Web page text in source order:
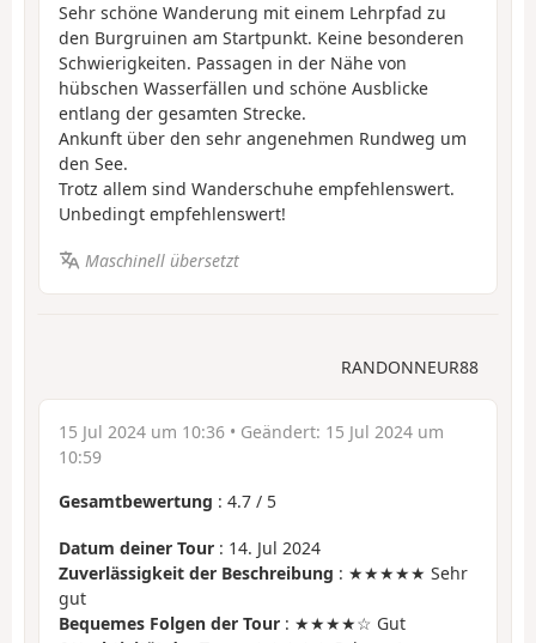
Sehr schöne Wanderung mit einem Lehrpfad zu
den Burgruinen am Startpunkt. Keine besonderen
Schwierigkeiten. Passagen in der Nähe von
hübschen Wasserfällen und schöne Ausblicke
entlang der gesamten Strecke.
Ankunft über den sehr angenehmen Rundweg um
den See.
Trotz allem sind Wanderschuhe empfehlenswert.
Unbedingt empfehlenswert!
Maschinell übersetzt
RANDONNEUR88
15 Jul 2024 um 10:36 • Geändert: 15 Jul 2024 um
10:59
Gesamtbewertung : 4.7 / 5
Datum deiner Tour : 14. Jul 2024
Zuverlässigkeit der Beschreibung : ★★★★★ Sehr
gut
Bequemes Folgen der Tour : ★★★★☆ Gut